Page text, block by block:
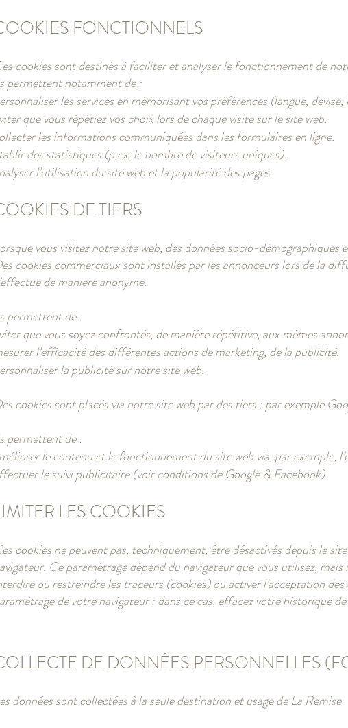
FONCTIONNELS
cookies sont destinés à faciliter et analyser le fonctionnement de
permettent notamment de :
les services en mémorisant vos préférences (langue,
que vous répétiez vos choix lors de chaque visite sur le site web.
les informations communiquées dans les formulaires en ligne.
des statistiques (p.ex. le nombre de visiteurs uniques).
l’utilisation du site web et la popularité des pages.
DE TIERS
vous visitez notre site web, des données socio-
cookies commerciaux sont installés par les annonceurs lors de la
de manière anonyme.
permettent de :
que vous soyez confrontés, de manière répétitive, aux mêmes
l’efficacité des différentes actions de marketing, de la publicité.
la publicité sur notre site web.
cookies sont placés via notre site web par des tiers : par exemple
permettent de :
le contenu et le fonctionnement du site web via, par exemple,
le suivi publicitaire (voir conditions de Google & Facebook)
LES COOKIES
cookies ne peuvent pas, techniquement, être désactivés depuis le
Ce paramétrage dépend du navigateur que vous utilisez,
ou restreindre les traceurs (cookies) ou activer l’acceptation
de votre navigateur : dans ce cas, effacez votre historique
DE DONNÉES PERSONNELLES
données sont collectées à la seule destination et usage de La Remise